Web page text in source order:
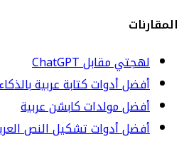
المقارنات
لهجتي مقابل ChatGPT
أفضل أدوات كتابة عربية
أفضل مولدات كابشن عربية
أفضل أدوات تشكيل النص